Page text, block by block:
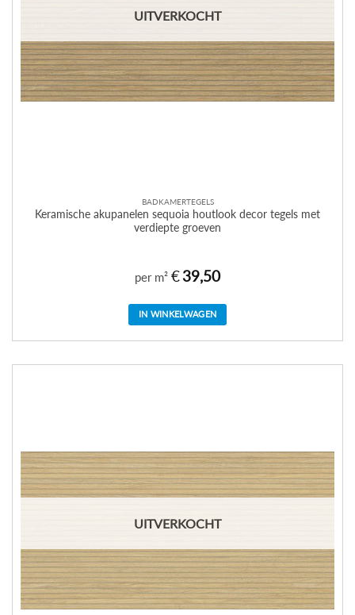
UITVERKOCHT
BADKAMERTEGELS
Keramische akupanelen sequoia houtlook decor tegels met
verdiepte groeven
per m² €39,50
IN WINKELWAGEN
UITVERKOCHT